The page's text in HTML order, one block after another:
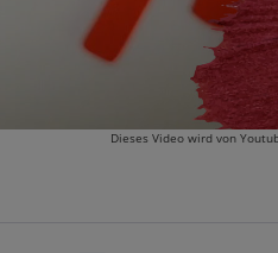
Dieses Video wird von